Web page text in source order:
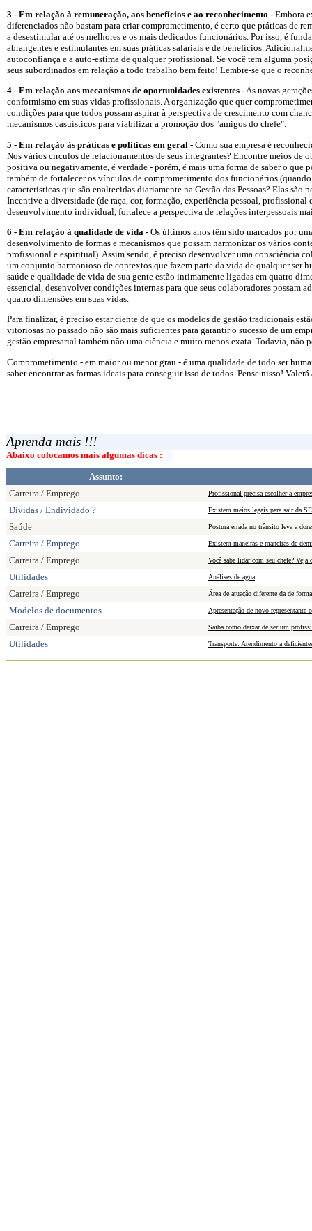
3 - Em relação à remuneração, aos benefícios e ao reconhecimento - Embora
diferenciados não bastam para criar comprometimento, é certo que práticas de
a desestimular até os melhores e os mais dedicados funcionários. Por isso, é
abrangentes e estimulantes em suas práticas salariais e de benefícios.
autoconfiança e a auto-estima de qualquer profissional. Se você tem alguma
seus subordinados em relação a todo trabalho bem feito! Lembre-se que o
4 - Em relação aos mecanismos de oportunidades existentes -As novas
conformismo em suas vidas profissionais. A organização que quer
condições para que todos possam aspirar à perspectiva de crescimento com
mecanismos casuísticos para viabilizar a promoção dos "amigos do chefe".
5 - Em relação às práticas e políticas em geral - Como sua empresa é
Nos vários círculos de relacionamentos de seus integrantes? Encontre meios de
positiva ou negativamente, é verdade - porém, é mais uma forma de saber o que
também de fortalecer os vínculos de comprometimento dos funcionários
características que são enaltecidas diariamente na Gestão das Pessoas? Elas
Incentive a diversidade (de raça, cor, formação, experiência pessoal,
desenvolvimento individual, fortalece a perspectiva de relações interpessoais
6 - Em relação à qualidade de vida - Os últimos anos têm sido marcados por
desenvolvimento de formas e mecanismos que possam harmonizar os vários
profissional e espiritual). Assim sendo, é preciso desenvolver uma consciência
um conjunto harmonioso de contextos que fazem parte da vida de qualquer ser
saúde e qualidade de vida de sua gente estão intimamente ligadas em quatro
essencial, desenvolver condições internas para que seus colaboradores possam
quatro dimensões em suas vidas.
Para finalizar, é preciso estar ciente de que os modelos de gestão tradicionais
vitoriosas no passado não são mais suficientes para garantir o sucesso de um
gestão empresarial também não uma ciência e muito menos exata. Todavia, não
Comprometimento - em maior ou menor grau - é uma qualidade de todo ser
saber encontrar as formas ideais para conseguir isso de todos. Pense nisso!
Aprenda mais !!!
Abaixo colocamos mais algumas dicas :
Assunto:
Carreira / Emprego
Profissional precisa escolher a
Dívidas / Endividado ? Existem meios legais para sair da
Saúde Postura errada no trânsito leva a
Carreira / Emprego Existem maneiras e maneiras de
Carreira / Emprego Você sabe lidar com seu chefe? Veja
Utilidades Análises de água
Carreira / Emprego Área de atuação diferente da de
Modelos de documentos Apresentação de novo representante
Carreira / Emprego Saiba como deixar de ser um
Utilidades Transporte: Atendimento a